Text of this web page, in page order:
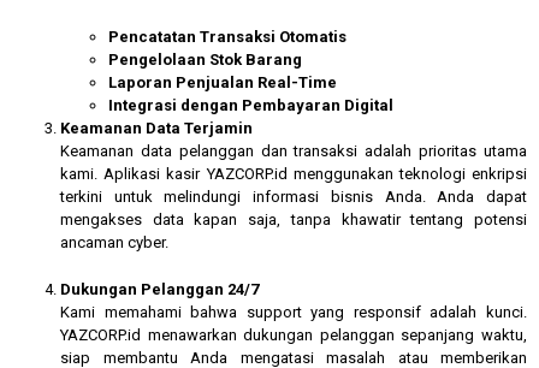
Pencatatan Transaksi Otomatis
Pengelolaan Stok Barang
Laporan Penjualan Real-Time
Integrasi dengan Pembayaran Digital
Keamanan Data Terjamin
Keamanan data pelanggan dan transaksi adalah prioritas utama
kami. Aplikasi kasir YAZCORP.id menggunakan teknologi enkripsi
terkini untuk melindungi informasi bisnis Anda. Anda dapat
mengakses data kapan saja, tanpa khawatir tentang potensi
ancaman cyber.
Dukungan Pelanggan 24/7
Kami memahami bahwa support yang responsif adalah kunci.
YAZCORP.id menawarkan dukungan pelanggan sepanjang waktu,
siap membantu Anda mengatasi masalah atau memberikan